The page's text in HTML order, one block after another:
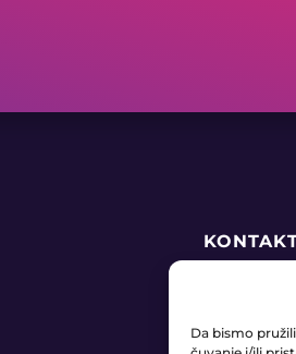
Da bismo
+385